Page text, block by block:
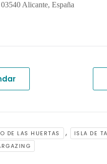
Alicante, España
DE LAS HUERTAS , ISLA DE